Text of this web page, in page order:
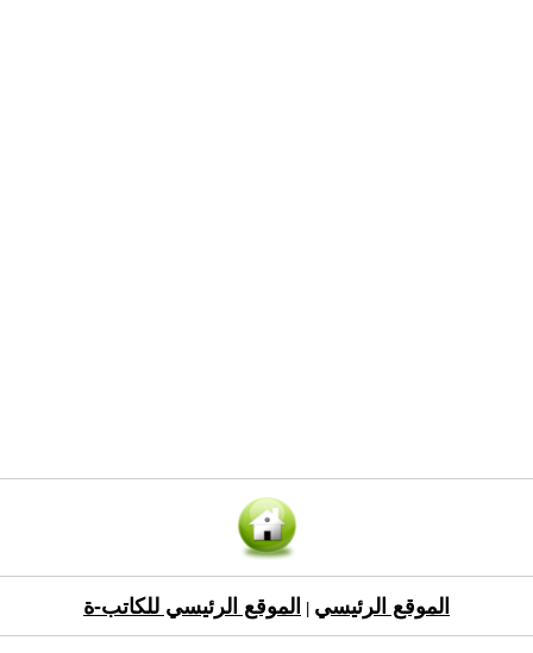
الموقع الرئيسي الموقع الرئيسي للكاتب-ة